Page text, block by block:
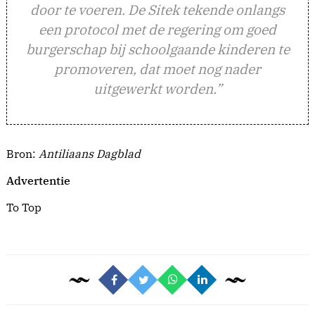
door te voeren. De Sitek tekende onlangs
een protocol met de regering om goed
burgerschap bij schoolgaande kinderen te
promoveren, dat moet nog nader
uitgewerkt worden.”
Bron: Antiliaans Dagblad
Advertentie
To Top